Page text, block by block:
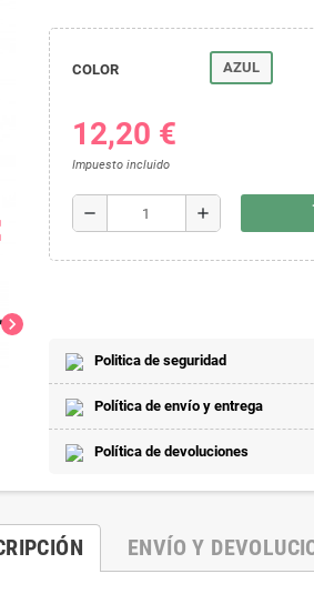
chevron_right
COLOR AZUL
12,20 €
Impuesto incluido
remove add
Politica de seguridad
Política de envío y entrega
Política de devoluciones
ENVÍO Y